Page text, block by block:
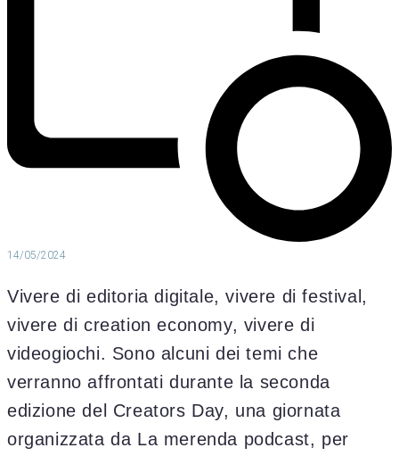
14/05/2024
Vivere di editoria digitale, vivere di festival,
vivere di creation economy, vivere di
videogiochi. Sono alcuni dei temi che
verranno affrontati durante la seconda
edizione del Creators Day, una giornata
organizzata da La merenda podcast, per